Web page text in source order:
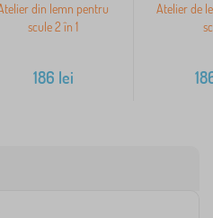
din lemn pentru
scule 2 în 1
186 lei
Atelier de